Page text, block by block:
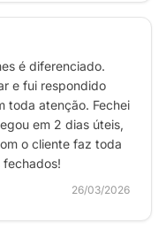
é diferenciado.
e fui respondido
toda atenção. Fechei
em 2 dias úteis,
o cliente faz toda
fechados!
26/03/2026